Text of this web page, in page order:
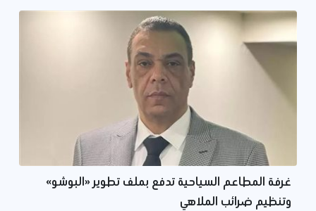
غرفة المطاعم السياحية تدفع بملف تطوير «البوشو»
وتنظيم ضرائب الملاهي